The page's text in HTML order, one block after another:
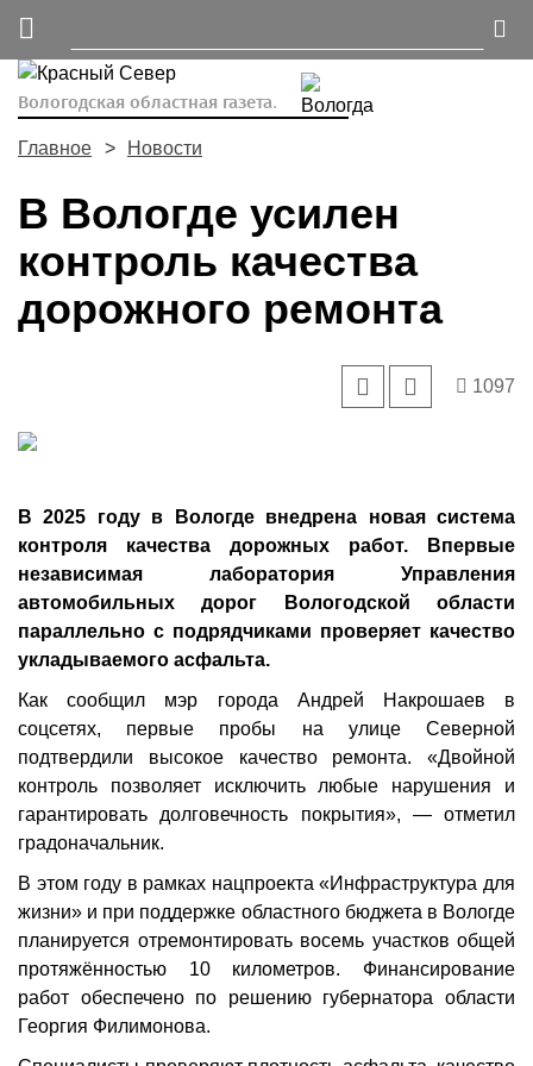
Вологодская областная газета.
Главное Новости
В Вологде усилен
контроль качества
дорожного ремонта
1097
В 2025 году в Вологде внедрена новая система
контроля качества дорожных работ. Впервые
независимая лаборатория Управления
автомобильных дорог Вологодской области
параллельно с подрядчиками проверяет качество
укладываемого асфальта.
Как сообщил мэр города Андрей Накрошаев в
соцсетях, первые пробы на улице Северной
подтвердили высокое качество ремонта. «Двойной
контроль позволяет исключить любые нарушения и
гарантировать долговечность покрытия», — отметил
градоначальник.
В этом году в рамках нацпроекта «Инфраструктура для
жизни» и при поддержке областного бюджета в Вологде
планируется отремонтировать восемь участков общей
протяжённостью 10 километров. Финансирование
работ обеспечено по решению губернатора области
Георгия Филимонова.